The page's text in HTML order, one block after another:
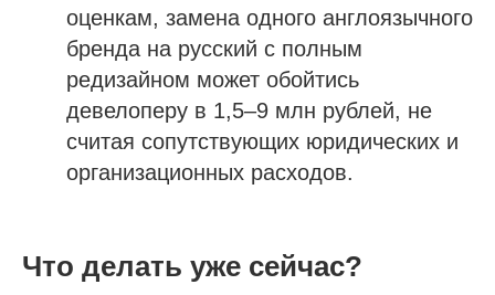
оценкам, замена одного англоязычного
бренда на русский с полным
редизайном может обойтись
девелоперу в 1,5–9 млн рублей, не
считая сопутствующих юридических и
организационных расходов.
Что делать уже сейчас?